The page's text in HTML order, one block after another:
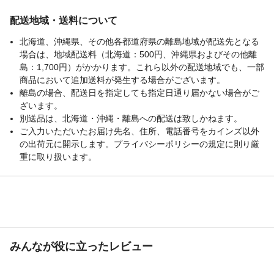
配送地域・送料について
北海道、沖縄県、その他各都道府県の離島地域が配送先となる
場合は、地域配送料（北海道：500円、沖縄県およびその他離
島：1,700円）がかかります。これら以外の配送地域でも、一部
商品において追加送料が発生する場合がございます。
離島の場合、配送日を指定しても指定日通り届かない場合がご
ざいます。
別送品は、北海道・沖縄・離島への配送は致しかねます。
ご入力いただいたお届け先名、住所、電話番号をカインズ以外
の出荷元に開示します。プライバシーポリシーの規定に則り厳
重に取り扱います。
みんなが役に立ったレビュー